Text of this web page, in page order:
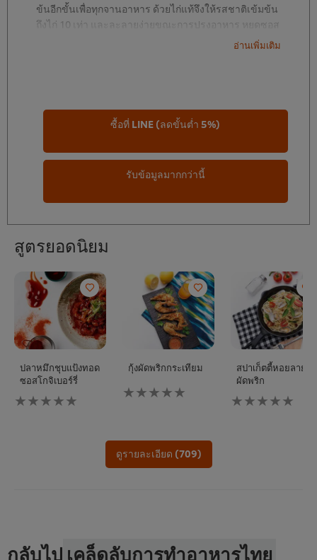
ข้นอีกขั้นเพื่อทุกจานอาหาร ด้วยไก่แท้จึงให้รสชาติเข้มข้น
ถึงไก่ 10 เท่า และละลายง่ายขณะการปรุงอาหาร หยดซอส
ไก่ชนิดเข้มข้นตราคนอร์เพียงนิด ก็อร่อยเข้มข้นทุกจาน
อ่านเพิ่มเติม
ซื้อที่ LINE (ลดขั้นต่ำ 5%)
รับข้อมูลมากกว่านี้
สูตรยอดนิยม
ปลาหมึกชุบแป้งทอด
ซอสโกจิเบอร์รี่
ไม่มี
การ
กุ้งผัดพริกกระเทียม
ไม่มี
การ
recipe
นี้
สปาเก็ตตี้หอยลาย
ผัดพริก
ไม่มี
การ
ดูรายละเอียด (709)
กลับไป เคล็ดลับการทำอาหารไทย